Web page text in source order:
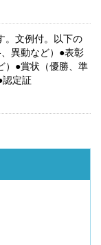
。文例付。以下の
異動など）●表彰
）●賞状（優勝、準
定証